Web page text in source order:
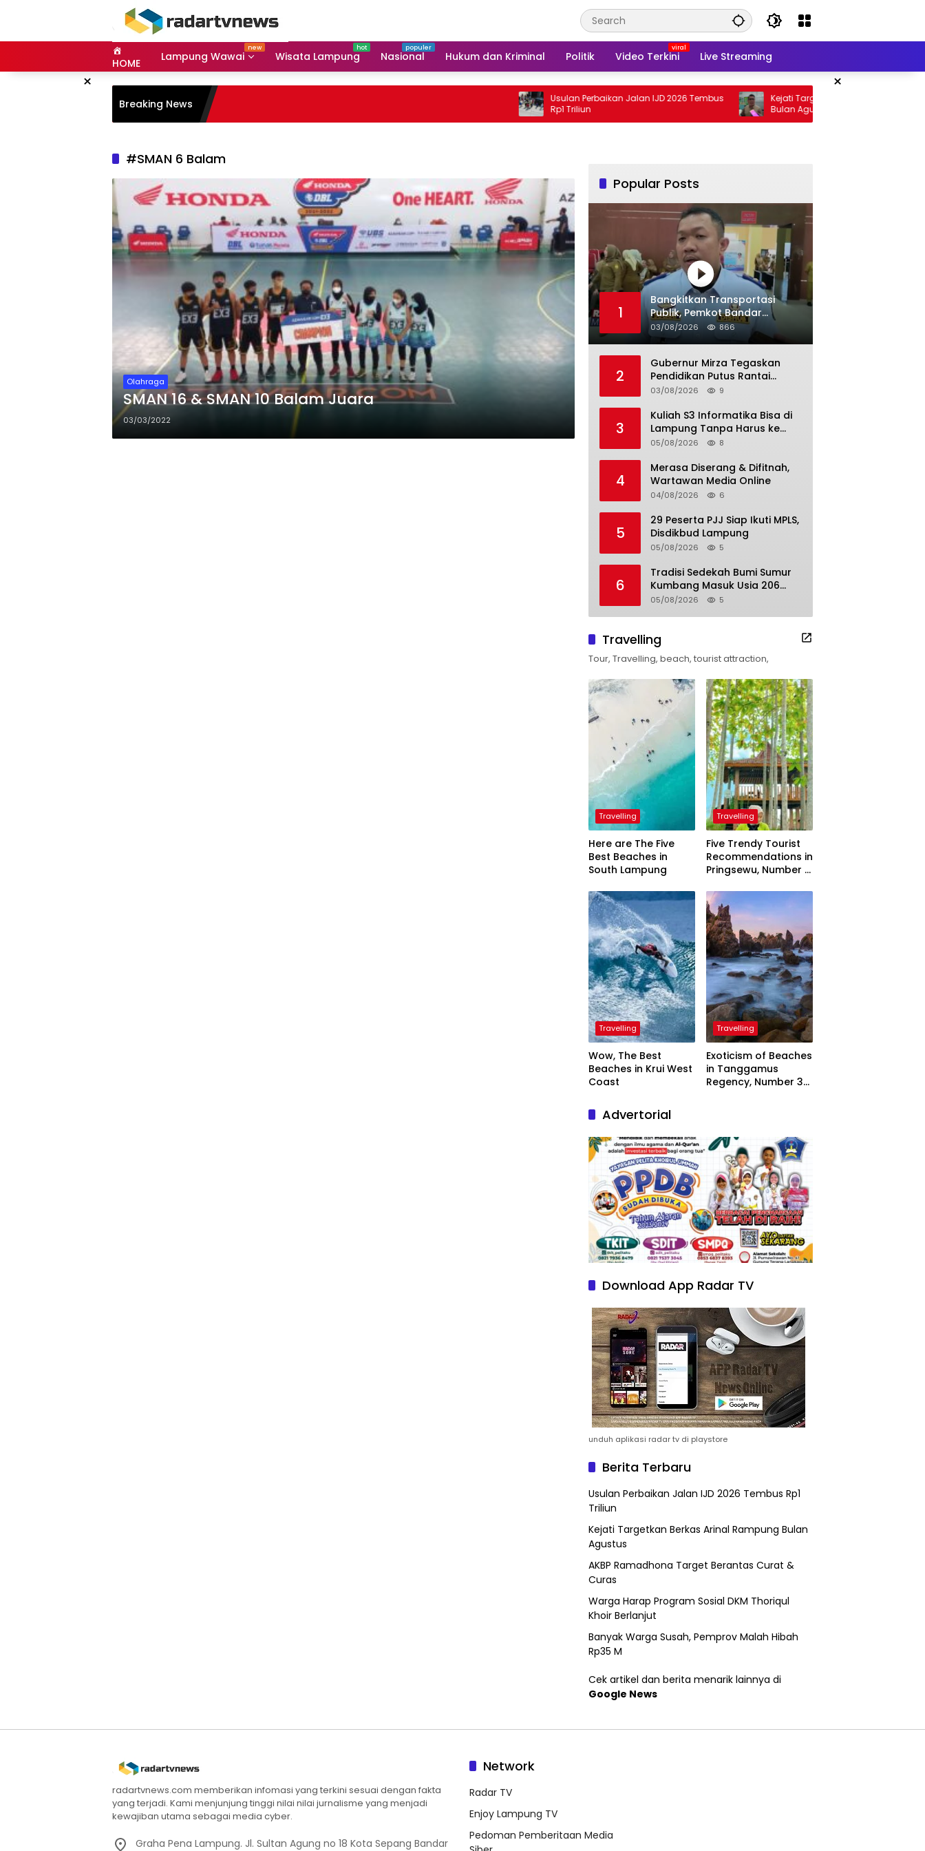
HOME Lampung Wawai Wisata Lampung Nasional Hukum dan Kriminal Politik Video Terkini Live Streaming
× ×
Breaking News
Usulan Perbaikan Jalan IJD 2026 Tembus
Rp1 Triliun
Kejati Targetkan Berkas Arinal Rampung
Bulan Agustus
#SMAN 6 Balam
Olahraga
SMAN 16 & SMAN 10 Balam Juara
03/03/2022
Popular Posts
1
Bangkitkan Transportasi
Publik, Pemkot Bandar
Lampung Uji Coba Bus Umum
03/08/2026 866
2
Gubernur Mirza Tegaskan
Pendidikan Putus Rantai
Kemiskinan
03/08/2026 9
3
Kuliah S3 Informatika Bisa di
Lampung Tanpa Harus ke
Luar Daerah
05/08/2026 8
4
Merasa Diserang & Difitnah,
Wartawan Media Online
04/08/2026 6
5
29 Peserta PJJ Siap Ikuti MPLS,
Disdikbud Lampung
05/08/2026 5
6
Tradisi Sedekah Bumi Sumur
Kumbang Masuk Usia 206
Tahun
05/08/2026 5
Travelling
Tour, Travelling, beach, tourist attraction,
Travelling
Here are The Five
Best Beaches in
South Lampung
Travelling
Five Trendy Tourist
Recommendations in
Pringsewu, Number 3
President
Travelling
Wow, The Best
Beaches in Krui West
Coast
Travelling
Exoticism of Beaches
in Tanggamus
Regency, Number 3
Advertorial
Download App Radar TV
unduh aplikasi radar tv di playstore
Berita Terbaru
Usulan Perbaikan Jalan IJD 2026 Tembus Rp1
Triliun
Kejati Targetkan Berkas Arinal Rampung Bulan
Agustus
AKBP Ramadhona Target Berantas Curat &
Curas
Warga Harap Program Sosial DKM Thoriqul
Khoir Berlanjut
Banyak Warga Susah, Pemprov Malah Hibah
Rp35 M
Cek artikel dan berita menarik lainnya di
Google News
radartvnews.com memberikan infomasi yang terkini sesuai dengan fakta
yang terjadi. Kami menjunjung tinggi nilai nilai jurnalisme yang menjadi
kewajiban utama sebagai media cyber.
Graha Pena Lampung. Jl. Sultan Agung no 18 Kota Sepang Bandar
Network
Radar TV
Enjoy Lampung TV
Pedoman Pemberitaan Media